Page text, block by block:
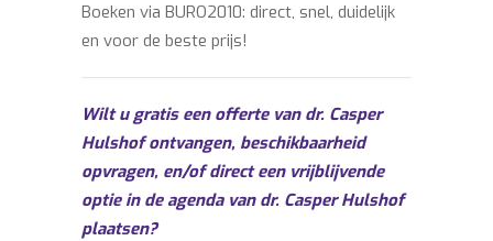
Boeken via BURO2010: direct, snel, duidelijk
en voor de beste prijs!
Wilt u gratis een offerte van dr. Casper
Hulshof ontvangen, beschikbaarheid
opvragen, en/of direct een vrijblijvende
optie in de agenda van dr. Casper Hulshof
plaatsen?